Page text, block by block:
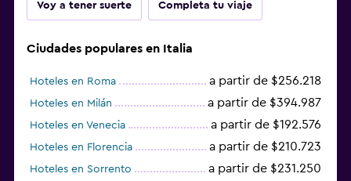
Voy a tener suerte Completa tu viaje
Ciudades populares en Italia
Hoteles en Roma a partir de $256.218
Hoteles en Milán a partir de $394.987
Hoteles en Venecia a partir de $192.576
Hoteles en Florencia a partir de $210.723
Hoteles en Sorrento a partir de $231.250